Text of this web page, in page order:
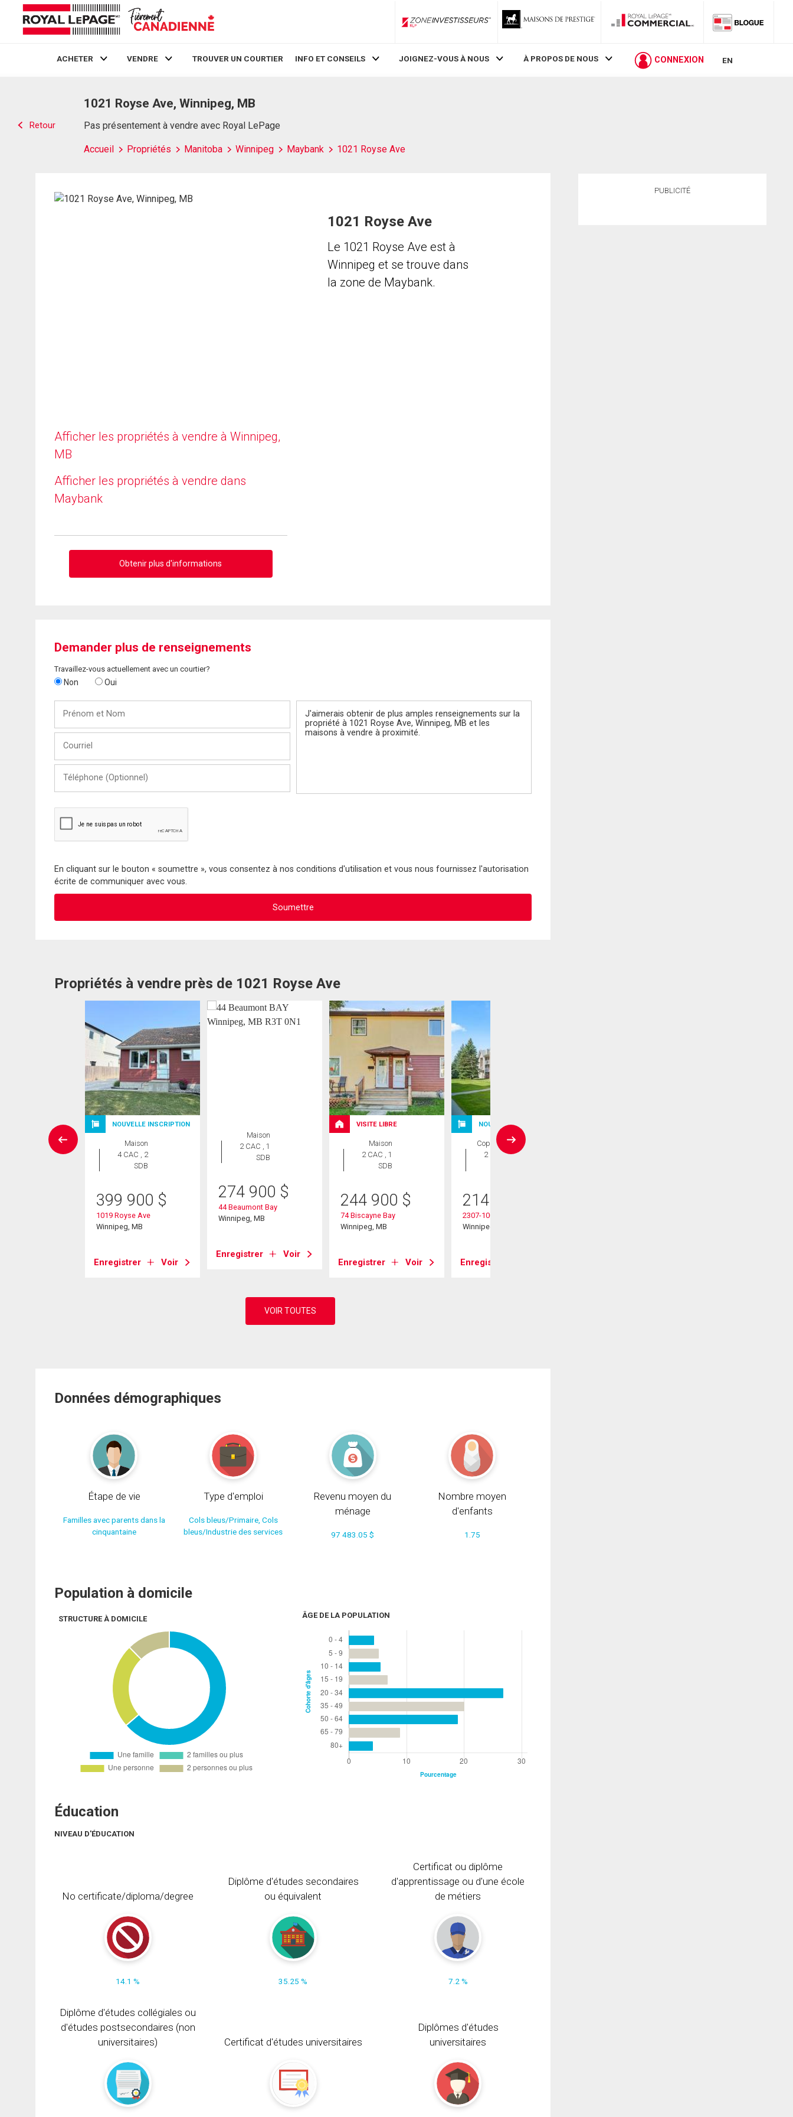
ZoneInvestisseurs RLP
ACHETER VENDRE TROUVER UN COURTIER INFO ET CONSEILS JOIGNEZ-VOUS À NOUS À PROPOS DE NOUS CONNEXION EN
Retour
1021 Royse Ave, Winnipeg, MB
Pas présentement à vendre avec Royal LePage
Accueil Propriétés Manitoba Winnipeg Maybank 1021 Royse Ave
Afficher les propriétés à vendre à Winnipeg,
MB
Afficher les propriétés à vendre dans
Maybank
Obtenir plus d'informations
1021 Royse Ave
Le 1021 Royse Ave est à
Winnipeg et se trouve dans
la zone de Maybank.
Demander plus de renseignements
Travaillez-vous actuellement avec un courtier?
Non Oui
Nom
(Optionnel)
En cliquant sur le bouton « soumettre », vous consentez à nos conditions d'utilisation et vous nous fournissez l'autorisation
écrite de communiquer avec vous.
Propriétés à vendre près de 1021 Royse Ave
INSCRIPTION NOUVELLE INSCRIPTION
Maison
4 CAC , 2
SDB
399 900 $
1019 Royse Ave
Winnipeg, MB
Enregistrer Voir
Maison
2 CAC , 1
SDB
274 900 $
44 Beaumont Bay
Winnipeg, MB
Enregistrer Voir
VISITE LIBRE
Maison
2 CAC , 1
SDB
244 900 $
74 Biscayne Bay
Winnipeg, MB
Enregistrer Voir
NOUVELLE INSCRIPTION
Copropriété
2 CAC , 2
214 900
2307-100 Plaza Dr
Winnipeg, MB
Enregistrer
Données démographiques
Étape de vie
Familles avec parents dans la
cinquantaine
Type d'emploi
Cols bleus/Primaire, Cols
bleus/Industrie des services
Revenu moyen du
ménage
97 483.05 $
Nombre moyen
d'enfants
1.75
Population à domicile
STRUCTURE À DOMICILE ÂGE DE LA POPULATION
Éducation
NIVEAU D'ÉDUCATION
No certificate/diploma/degree
14.1 %
Diplôme d'études secondaires
ou équivalent
35.25 %
Certificat ou diplôme
d'apprentissage ou d'une école
de métiers
7.2 %
Diplôme d'études collégiales ou
d'études postsecondaires (non
universitaires)
Certificat d'études universitaires
Diplômes d'études
universitaires
PUBLICITÉ